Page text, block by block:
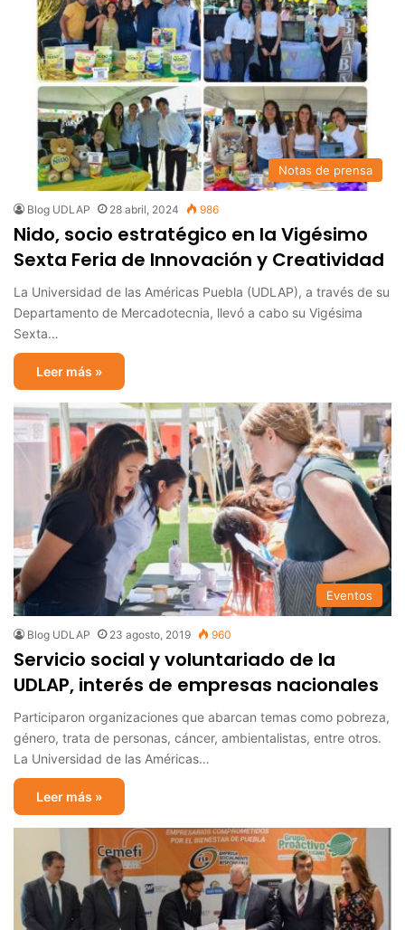
Notas de prensa
Blog UDLAP 28 abril, 2024 986
Nido, socio estratégico en la Vigésimo
Sexta Feria de Innovación y Creatividad
La Universidad de las Américas Puebla (UDLAP), a través de su
Departamento de Mercadotecnia, llevó a cabo su Vigésima
Sexta…
Leer más »
Eventos
Blog UDLAP 23 agosto, 2019 960
Servicio social y voluntariado de la
UDLAP, interés de empresas nacionales
Participaron organizaciones que abarcan temas como pobreza,
género, trata de personas, cáncer, ambientalistas, entre otros.
La Universidad de las Américas…
Leer más »